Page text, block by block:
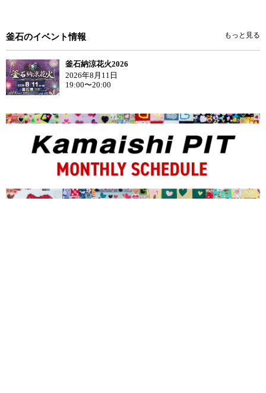
釜石のイベント情報 もっと見る
釜石納涼花火2026
2026年8月11日
19:00〜20:00